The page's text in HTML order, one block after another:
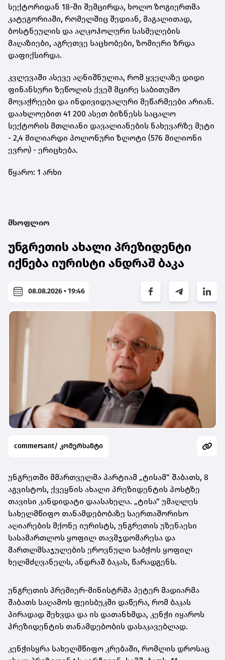
სექტორიდან 18-ში შემცირდა, ხოლო ზოგიერთმა
კატეგორიაში, რომელშიც შედიან, მაგალითად,
ბოსტნეულის და ალკოჰოლური სასმელების
მაღაზიები, აგრეთვე საცხობები, ზომიერი ზრდა
დაფიქსირდა.
კვლევაში ასევე აღნიშნულია, რომ ყველაზე დიდი
ფინანსური ზეწოლის ქვეშ მცირე საბითუმო
მოვაჭრეები და ინდივიდუალური მეწარმეები არიან.
დაახლოებით 41 200 ასეთ ბიზნესს საცალო
სექტორის მთლიანი დავალიანების ნახევარზე მეტი
- 2,4 მილიარდი პოლონური ზლოტი (576 მილიონი
ევრო) - ერიცხება.
წყარო: 1 არხი
მსოფლიო
უნგრეთის ახალი პრეზიდენტი
იქნება იურისტი ანდრაშ ბაკა
08.08.2026 • 19:46
commersant/ კომერსანტი
უნგრეთში მმართველმა პარტიამ „ტისამ“ შაბათს, 8
აგვისტოს, ქვეყნის ახალი პრეზიდენტის პოსტზე
თავისი კანდიდატი დაასახელა. „ტისა“ უმაღლეს
სახელმწიფო თანამდებობაზე საერთაშორისო
აღიარების მქონე იურისტს, უნგრეთის უზენაესი
სასამართლოს ყოფილ თავმჯდომარესა და
მართლმსაჯულების ეროვნული საბჭოს ყოფილ
ხელმძღვანელს, ანდრაშ ბაკას, წარადგენს.
უნგრეთის პრემიერ-მინისტრმა პეტერ მადიარმა
შაბათს საღამოს ფეისბუკში დაწერა, რომ ბაკას
პირადად შეხვდა და ის დათანხმდა, კენჭი იყაროს
პრეზიდენტის თანამდებობის დასაკავებლად.
კენჭისყრა სახელმწიფო კრებაში, რომლის დროსაც